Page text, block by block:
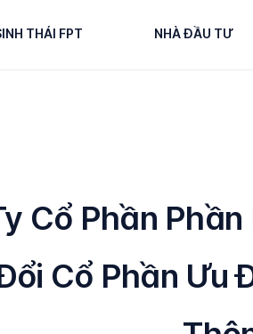
THÁI FPT NHÀ ĐẦU TƯ
Cổ Phần
Cổ Phần Ưu